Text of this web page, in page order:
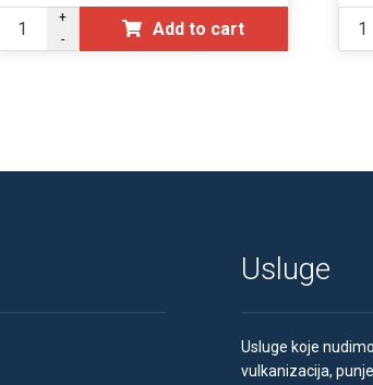
+
-
Add to cart
Usluge
Usluge koje
vulkanizacija,